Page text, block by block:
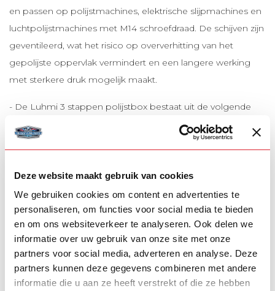
Deze website maakt gebruik van cookies
We gebruiken cookies om content en advertenties te
personaliseren, om functies voor social media te bieden
en om ons websiteverkeer te analyseren. Ook delen we
informatie over uw gebruik van onze site met onze
partners voor social media, adverteren en analyse. Deze
partners kunnen deze gegevens combineren met andere
informatie die u aan ze heeft verstrekt of die ze hebben
en passen op polijstmachines, elektrische slijpmachines en
luchtpolijstmachines met M14 schroefdraad. De schijven zijn
geventileerd, wat het risico op oververhitting van het
gepolijste oppervlak vermindert en een langere werking
met sterkere druk mogelijk maakt.
- De Luhmi 3 stappen polijstbox bestaat uit de volgende
onderdelen:
1. 1xDisc 1 First Step
2. 1xDisc 2 Second Step
3. 1xLuhmi Disc 3 Mirror Finish
4. 1x Hard paste 1 First Step Amglos Series
5. 1x Hard paste 2 First Step Amglos Series
6. 1xHard paste 3 Mirror Finish Amglos Series